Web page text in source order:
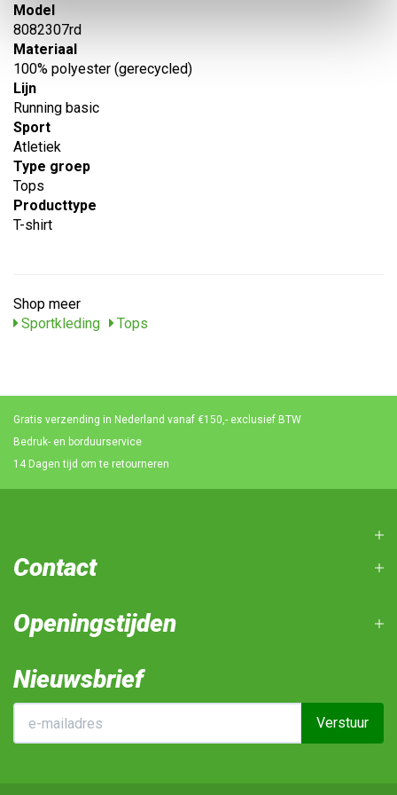
Model
8082307rd
Materiaal
100% polyester (gerecycled)
Lijn
Running basic
Sport
Atletiek
Type groep
Tops
Producttype
T-shirt
Shop meer
Sportkleding
Tops
Gratis verzending in Nederland vanaf €150,- exclusief BTW
Bedruk- en borduurservice
14 Dagen tijd om te retourneren
Contact
Openingstijden
Nieuwsbrief
Verstuur